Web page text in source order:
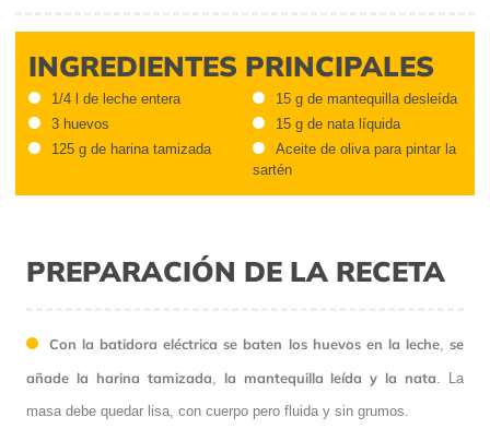
INGREDIENTES PRINCIPALES
1/4 l de leche entera
3 huevos
125 g de harina tamizada
15 g de mantequilla desleída
15 g de nata líquida
Aceite de oliva para pintar la
sartén
PREPARACIÓN DE LA RECETA
Con la batidora eléctrica se baten los huevos en la leche,se
añade la harina tamizada
la mantequilla leída y la nata . La
masa debe quedar lisa, con cuerpo pero fluida y sin grumos.